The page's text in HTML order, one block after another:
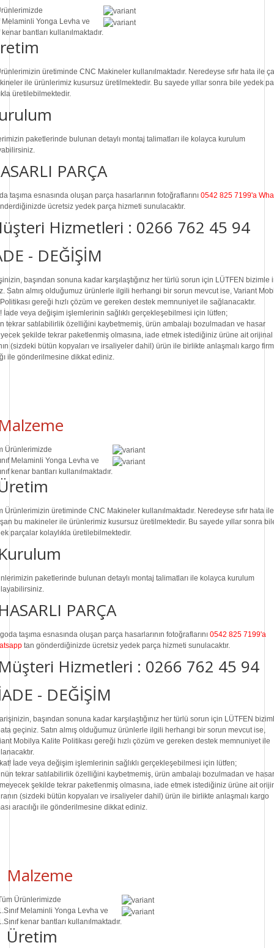
Melaminli Yonga Levha ve
kenar bantları kullanılmaktadır.
üretiminde CNC Makine ler kullanılmaktadır. Neredeyse sıfır hata ile
ile ürünlerimiz kusursuz üretilmektedir. Bu sayede yıllar sonra bile yedek
üretilebilmektedir.
paketlerinde bulunan detaylı montaj talimatları ile kolayca kurulum
PARÇA
taşıma esnasında oluşan parça hasarlarının fotoğraflarını 0542 825 7199'a
ücretsiz yedek parça hizmeti sunulacaktır.
Hizmetleri : 0266 762 45 94
- DEĞİŞİM
başından sonuna kadar karşılaştığınız her türlü sorun için LÜTFEN bizimle
Satın almış olduğumuz ürünlerle ilgili herhangi bir sorun mevcut ise, Variant
gereği hızlı çözüm ve gereken destek memnuniyet ile sağlanacaktır.
İade veya değişim işlemlerinin sağlıklı gerçekleşebilmesi için lütfen;
tekrar satılabilirlik özelliğini kaybetmemiş, ürün ambalajı bozulmadan ve hasar
şekilde tekrar paketlenmiş olmasına, iade etmek istediğiniz ürüne ait orijinal
(sizdeki bütün kopyaları ve irsaliyeler dahil) ürün ile birlikte anlaşmalı kargo
ile gönderilmesine dikkat ediniz.
Ürünlerimizde
Melaminli Yonga Levha ve
kenar bantları kullanılmaktadır.
Ürünlerimizin üretiminde CNC Makine ler kullanılmaktadır. Neredeyse sıfır hata ile
bu makineler ile ürünlerimiz kusursuz üretilmektedir. Bu sayede yıllar sonra
parçalar kolaylıkla üretilebilmektedir.
paketlerinde bulunan detaylı montaj talimatları ile kolayca kurulum
PARÇA
taşıma esnasında oluşan parça hasarlarının fotoğraflarını 0542 825 7199'a
tan gönderdiğinizde ücretsiz yedek parça hizmeti sunulacaktır.
Hizmetleri : 0266 762 45 94
- DEĞİŞİM
başından sonuna kadar karşılaştığınız her türlü sorun için LÜTFEN
geçiniz. Satın almış olduğumuz ürünlerle ilgili herhangi bir sorun mevcut ise,
Mobilya Kalite Politikası gereği hızlı çözüm ve gereken destek memnuniyet ile
İade veya değişim işlemlerinin sağlıklı gerçekleşebilmesi için lütfen;
tekrar satılabilirlik özelliğini kaybetmemiş, ürün ambalajı bozulmadan ve hasar
şekilde tekrar paketlenmiş olmasına, iade etmek istediğiniz ürüne ait
(sizdeki bütün kopyaları ve irsaliyeler dahil) ürün ile birlikte anlaşmalı kargo
aracılığı ile gönderilmesine dikkat ediniz.
Malzeme
Ürünlerimizde
Melaminli Yonga Levha ve
kenar bantları kullanılmaktadır.
Üretim